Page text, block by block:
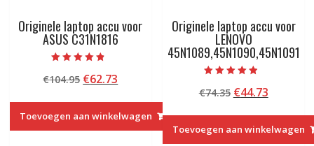
Originele laptop accu voor
ASUS C31N1816
met
4.50
€104.95 Oorspronkelijke
was:
€104.95.
€62.73
is:
€62.73.
Toevoegen aan winkelwagen
Originele laptop accu voor
LENOVO
45N1089,45N1090,45N1091
met
4.50
€74.35
was:
€74.35.
€44.73Huidige
is:
€44.73.
Toevoegen aan winkelwagen